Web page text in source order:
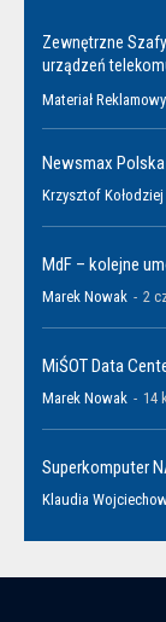
Zewnętrzne
urządzeń
Materiał Reklamowy
Newsmax
Krzysztof Kołodziej
MdF – kolejne
Marek Nowak - 2
MiŚOT Data
Marek Nowak - 14
Superkomputer
Klaudia